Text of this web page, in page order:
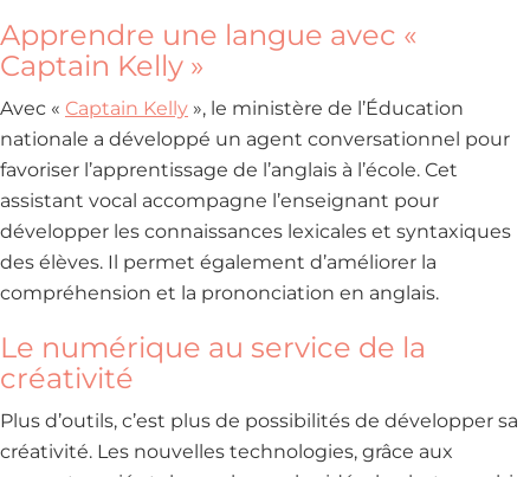
Apprendre une langue avec «
Captain Kelly »
Avec « Captain Kelly », le ministère de l’Éducation
nationale a développé un agent conversationnel pour
favoriser l’apprentissage de l’anglais à l’école. Cet
assistant vocal accompagne l’enseignant pour
développer les connaissances lexicales et syntaxiques
des élèves. Il permet également d’améliorer la
compréhension et la prononciation en anglais.
Le numérique au service de la
créativité
Plus d’outils, c’est plus de possibilités de développer sa
créativité. Les nouvelles technologies, grâce aux